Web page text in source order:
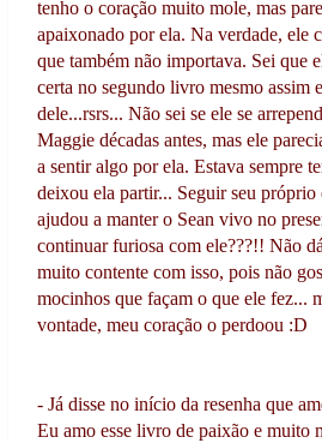
tenho o coração muito mole, mas
apaixonado por ela. Na verdade, ele
que também não importava. Sei que
certa no segundo livro mesmo assim
dele...rsrs... Não sei se ele se
Maggie décadas antes, mas ele
a sentir algo por ela. Estava sempre
deixou ela partir... Seguir seu próprio
ajudou a manter o Sean vivo no
continuar furiosa com ele???!! Não
muito contente com isso, pois não
mocinhos que façam o que ele fez...
vontade, meu coração o perdoou :D
- Já disse no início da resenha que
Eu amo esse livro de paixão e muito